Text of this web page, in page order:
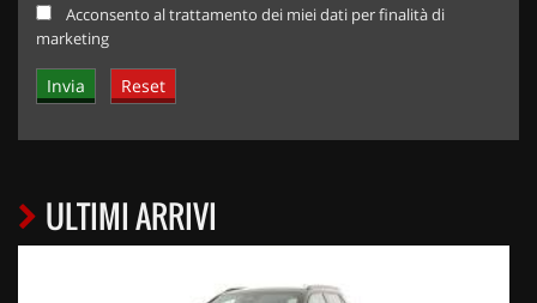
Acconsento al trattamento dei miei dati per finalità di
marketing
ULTIMI ARRIVI